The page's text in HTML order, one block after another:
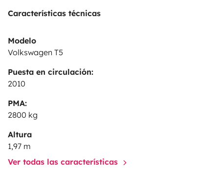
Características técnicas
Modelo
Volkswagen T5
Puesta en circulación:
2010
PMA:
2800 kg
Altura
1,97 m
Ver todas las características